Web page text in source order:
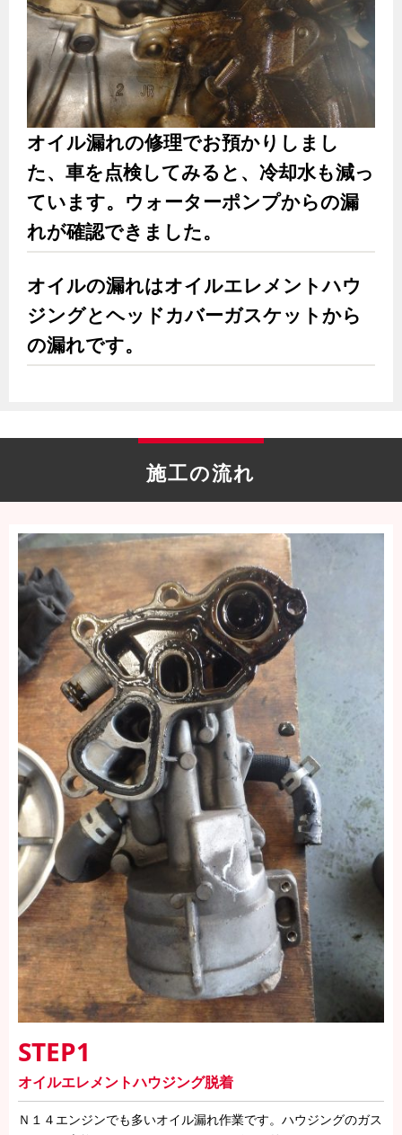
オイル漏れの修理でお預かりしまし
た、車を点検してみると、冷却水も減っ
ています。ウォーターポンプからの漏
れが確認できました。
オイルの漏れはオイルエレメントハウ
ジングとヘッドカバーガスケットから
の漏れです。
施工の流れ
STEP1
オイルエレメントハウジング脱着
Ｎ１４エンジンでも多いオイル漏れ作業です。ハウジングのガス